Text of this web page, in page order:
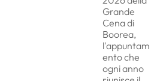
Grande
Cena di
Boorea,
l'appuntam
ento che
ogni anno